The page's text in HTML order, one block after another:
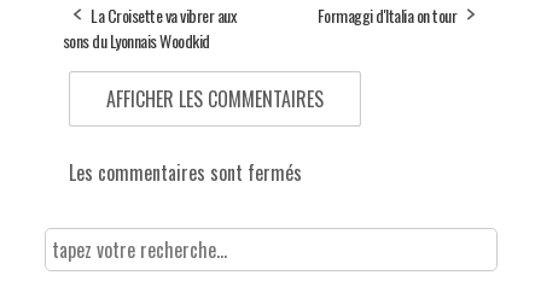
La Croisette va vibrer aux
sons du Lyonnais Woodkid
Formaggi d'Italia on tour
AFFICHER LES COMMENTAIRES
Les commentaires sont fermés